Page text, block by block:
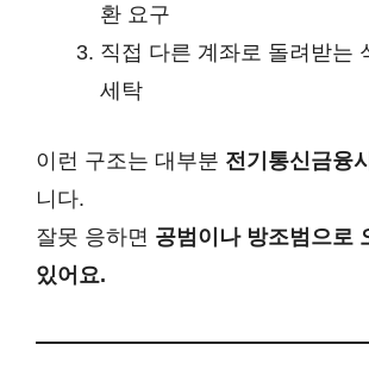
환 요구
직접 다른 계좌로 돌려받는
세탁
이런 구조는 대부분 전기통신금융
니다.
잘못 응하면 공범이나 방조범으로
있어요.